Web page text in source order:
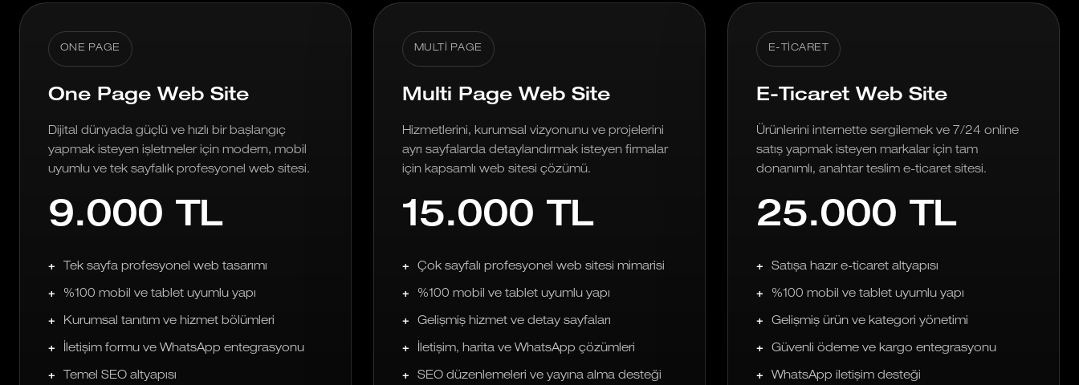
ONE PAGE
One Page Web Site
Dijital dünyada güçlü ve hızlı bir başlangıç
yapmak isteyen işletmeler için modern, mobil
uyumlu ve tek sayfalık profesyonel web sitesi.
9.000 TL
Tek sayfa profesyonel web tasarımı
%100 mobil ve tablet uyumlu yapı
Kurumsal tanıtım ve hizmet bölümleri
İletişim formu ve WhatsApp entegrasyonu
Temel SEO altyapısı
MULTI PAGE
Multi Page Web Site
Hizmetlerini, kurumsal vizyonunu ve projelerini
ayrı sayfalarda detaylandırmak isteyen firmalar
için kapsamlı web sitesi çözümü.
15.000 TL
Çok sayfalı profesyonel web sitesi mimarisi
%100 mobil ve tablet uyumlu yapı
Gelişmiş hizmet ve detay sayfaları
İletişim, harita ve WhatsApp çözümleri
SEO düzenlemeleri ve yayına alma desteği
E-TICARET
E-Ticaret Web Site
Ürünlerini internette sergilemek ve 7/24 online
satış yapmak isteyen markalar için tam
donanımlı, anahtar teslim e-ticaret sitesi.
25.000 TL
Satışa hazır e-ticaret altyapısı
%100 mobil ve tablet uyumlu yapı
Gelişmiş ürün ve kategori yönetimi
Güvenli ödeme ve kargo entegrasyonu
WhatsApp iletişim desteği